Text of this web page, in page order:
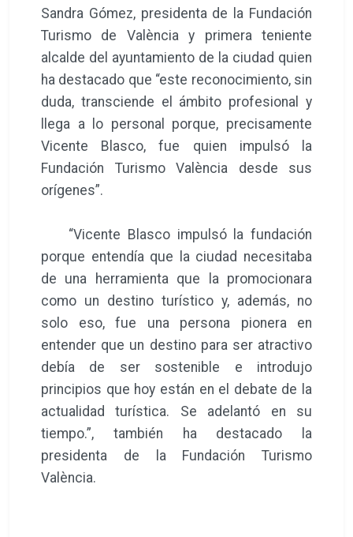
Sandra Gómez, presidenta de la Fundación
Turismo de València y primera teniente
alcalde del ayuntamiento de la ciudad quien
ha destacado que “este reconocimiento, sin
duda, transciende el ámbito profesional y
llega a lo personal porque, precisamente
Vicente Blasco, fue quien impulsó la
Fundación Turismo València desde sus
orígenes”.
“Vicente Blasco impulsó la fundación
porque entendía que la ciudad necesitaba
de una herramienta que la promocionara
como un destino turístico y, además, no
solo eso, fue una persona pionera en
entender que un destino para ser atractivo
debía de ser sostenible e introdujo
principios que hoy están en el debate de la
actualidad turística. Se adelantó en su
tiempo.”, también ha destacado la
presidenta de la Fundación Turismo
València.